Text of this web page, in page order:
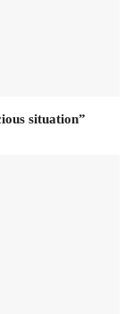
situation”